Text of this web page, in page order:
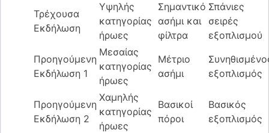
Τρέχουσα
Εκδήλωση
Υψηλής
κατηγορίας
ήρωες
Σημαντικό
ασήμι και
φίλτρα
Σπάνιες
σειρές
εξοπλισμού
Προηγούμενη
Εκδήλωση 1
Μεσαίας
κατηγορίας
ήρωες
Μέτριο
ασήμι
εξοπλισμός
Προηγούμενη
Εκδήλωση 2
Χαμηλής
κατηγορίας
ήρωες
Βασικοί
πόροι
Βασικός
εξοπλισμός